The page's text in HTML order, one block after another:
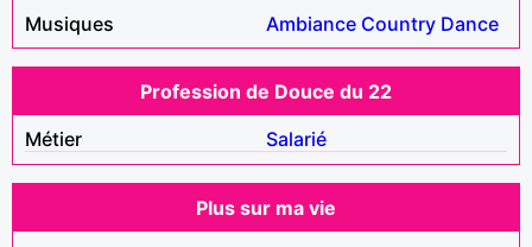
Musiques
Ambiance Country Dance
Profession de Douce du 22
Métier
Salarié
Plus sur ma vie